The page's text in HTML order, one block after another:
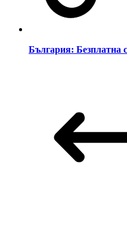
България: Безплатна